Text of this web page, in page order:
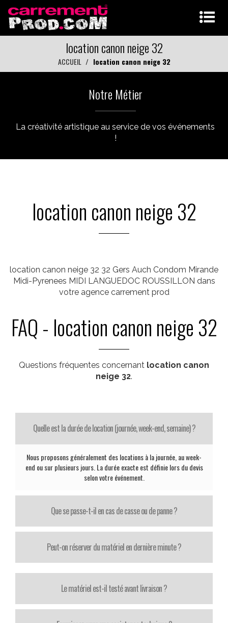
location canon neige 32
ACCUEIL location canon neige 32
Notre Métier
La créativité artistique au service de vos événements
!
location canon neige 32
location canon neige 32 32 Gers Auch Condom Mirande
Midi-Pyrenees MIDI LANGUEDOC ROUSSILLON dans
votre agence carrement prod
FAQ - location canon neige 32
Questions fréquentes concernant location canon
neige 32.
Quelle est la durée de location (journée, week-end, semaine) ?
Nous proposons généralement des locations à la journée, au week-
end ou sur plusieurs jours. La durée exacte est définie lors du devis
selon votre événement.
Que se passe-t-il en cas de casse ou de panne ?
Peut-on réserver du matériel en dernière minute ?
Le matériel est-il testé avant livraison ?